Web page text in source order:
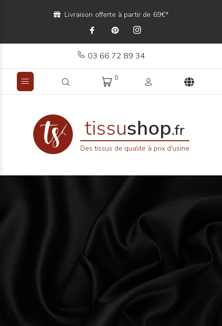
Livraison offerte à partir de 69€*
03 66 72 89 34
0
tissushop.fr
Des tissus de qualité à prix d'usine